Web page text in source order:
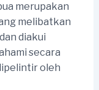
merupakan
melibatkan
diakui
secara
oleh